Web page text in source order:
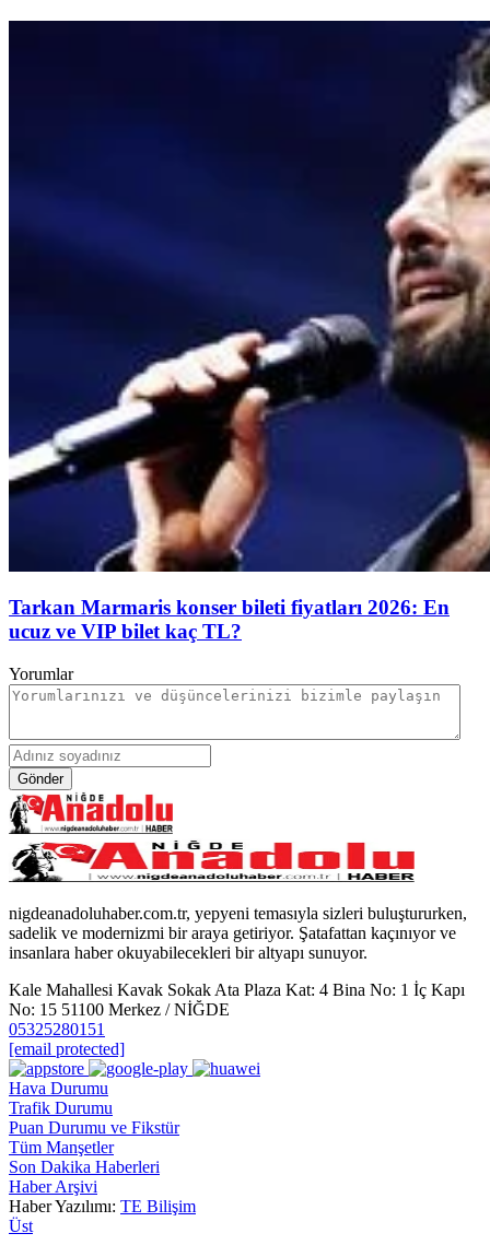
Tarkan Marmaris konser bileti fiyatları 2026: En
ucuz ve VIP bilet kaç TL?
Yorumlar
Gönder
nigdeanadoluhaber.com.tr, yepyeni temasıyla sizleri buluştururken,
sadelik ve modernizmi bir araya getiriyor. Şatafattan kaçınıyor ve
insanlara haber okuyabilecekleri bir altyapı sunuyor.
Kale Mahallesi Kavak Sokak Ata Plaza Kat: 4 Bina No: 1 İç Kapı
No: 15 51100 Merkez / NİĞDE
05325280151
[email protected]
Hava Durumu
Trafik Durumu
Puan Durumu ve Fikstür
Tüm Manşetler
Son Dakika Haberleri
Haber Arşivi
Haber Yazılımı: TE Bilişim
Üst